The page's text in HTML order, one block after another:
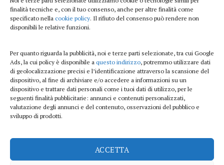
finalità tecniche e, con il tuo consenso, anche per altre finalità come
specificato nella cookie policy. Il rifiuto del consenso può rendere non
disponibili le relative funzioni.
Per quanto riguarda la pubblicità, noi e terze parti selezionate, tra cui Google
Ads, la cui policy è disponibile a questo indirizzo, potremmo utilizzare dati
di geolocalizzazione precisi e l’identificazione attraverso la scansione del
dispositivo, al fine di archiviare e/o accedere a informazioni su un
dispositivo e trattare dati personali come i tuoi dati di utilizzo, per le
seguenti finalità pubblicitarie: annunci e contenuti personalizzati,
valutazione degli annunci e del contenuto, osservazioni del pubblico e
sviluppo di prodotti.
ACCETTA
Beauty e benessere
Curiosità
Lifestyle
Sport
iTech
ViolaPost.it partecipa al Programma Affiliazione Amazon EU, un programma di